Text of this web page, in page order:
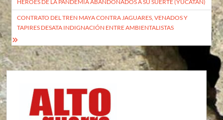
de
entradas
HÉROES DE LA PANDEMIA ABANDONADOS A SU SUERTE (YUCATÁN)
CONTRATO DEL TREN MAYA CONTRA JAGUARES, VENADOS Y
TAPIRES DESATA INDIGNACIÓN ENTRE AMBIENTALISTAS